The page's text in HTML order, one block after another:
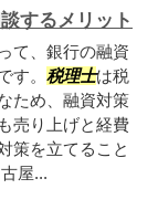
するメリット
て、銀行の融資
す。 税理士は税
ため、融資対策
売り上げと経費
策を立てること
屋...